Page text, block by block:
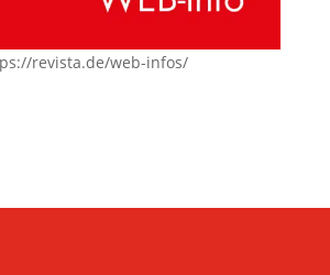
revista.de/web-infos/